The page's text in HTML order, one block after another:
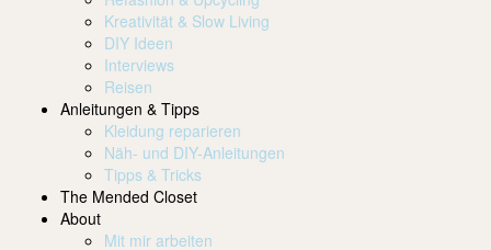
Kreativität & Slow Living
DIY Ideen
Interviews
Reisen
Anleitungen & Tipps
Kleidung reparieren
Näh- und DIY-Anleitungen
Tipps & Tricks
The Mended Closet
About
Mit mir arbeiten